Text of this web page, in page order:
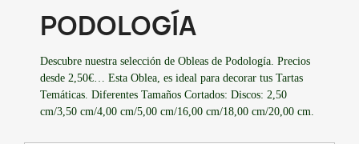
PODOLOGÍA
Descubre nuestra selección de Obleas de Podología. Precios
desde 2,50€… Esta Oblea, es ideal para decorar tus Tartas
Temáticas. Diferentes Tamaños Cortados: Discos: 2,50
cm/3,50 cm/4,00 cm/5,00 cm/16,00 cm/18,00 cm/20,00 cm.